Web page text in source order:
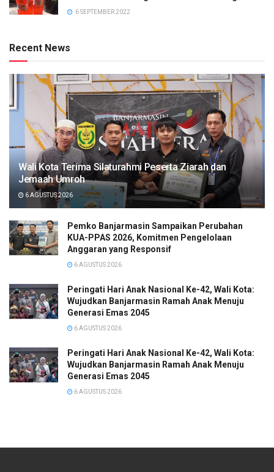
6 SEPTEMBER 2022
Recent News
Wali Kota Terima Silaturahmi Peserta Ziarah dan
Jemaah Umroh
6 AGUSTUS 2026
Pemko Banjarmasin Sampaikan Perubahan
KUA-PPAS 2026, Komitmen Pengelolaan
Anggaran yang Responsif
6 AGUSTUS 2026
Peringati Hari Anak Nasional Ke-42, Wali Kota:
Wujudkan Banjarmasin Ramah Anak Menuju
Generasi Emas 2045
6 AGUSTUS 2026
Peringati Hari Anak Nasional Ke-42, Wali Kota:
Wujudkan Banjarmasin Ramah Anak Menuju
Generasi Emas 2045
6 AGUSTUS 2026